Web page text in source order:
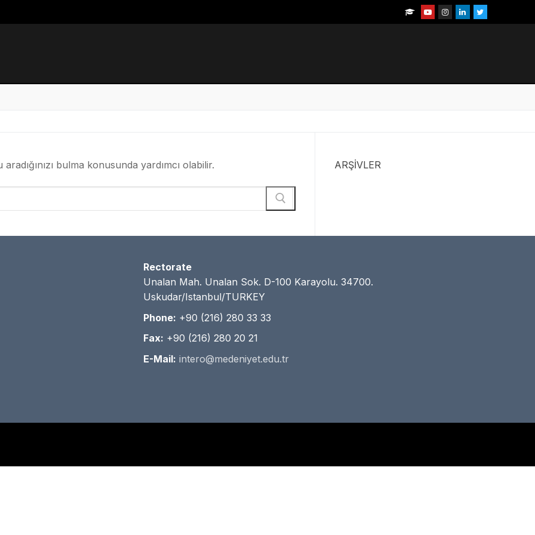
bulma konusunda yardımcı olabilir. ARŞIVLER
Rectorate
Unalan Mah. Unalan Sok. D-100 Karayolu. 34700.
Uskudar/Istanbul/TURKEY
Phone: +90 (216) 280 33 33
Fax: +90 (216) 280 20 21
E-Mail: intero@medeniyet.edu.tr